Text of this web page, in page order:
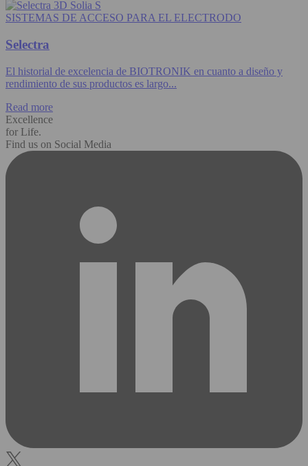
SISTEMAS DE ACCESO PARA EL ELECTRODO
Selectra
El historial de excelencia de BIOTRONIK en cuanto a diseño y
rendimiento de sus productos es largo...
Read more
Excellence
for Life.
Find us on Social Media